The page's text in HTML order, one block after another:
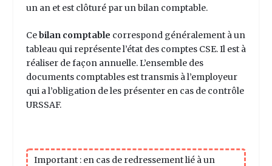
un an et est clôturé par un bilan comptable.
Cebilan comptable correspond généralement à un
tableau qui représente l’état des comptes CSE. Il est à
réaliserde façon annuelle.L’ensemble des
documents comptables est transmis à l’employeur
qui a l’obligation de les présenter en cas de contrôle
URSSAF.
Important : en cas de redressement lié à un